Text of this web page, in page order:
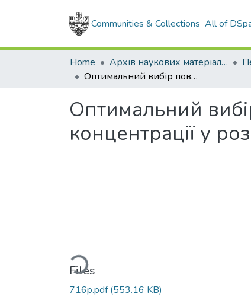
Communities & Collections All of
Home Архів наукових матеріалів
Оптимальний вибір поверхнево-активних речовин і їх концентрації у розчинах для інтенсифікації видобутку нафти і газу
Оптимальний
концентрації у
Loading...
Files
716p.pdf(553.16 KB)